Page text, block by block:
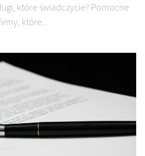
które świadczycie? Pomocne
które...